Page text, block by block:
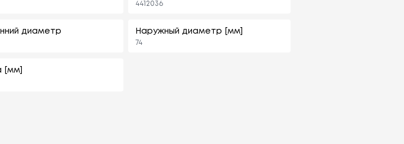
4412036
диаметр Наружный диаметр [мм]
74
[мм]